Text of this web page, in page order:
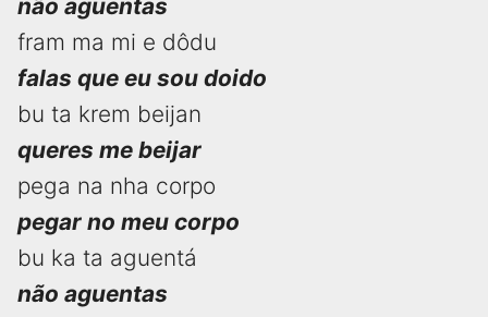
não aguentas
fram ma mi e dôdu
falas que eu sou doido
bu ta krem beijan
queres me beijar
pega na nha corpo
pegar no meu corpo
bu ka ta aguentá
não aguentas